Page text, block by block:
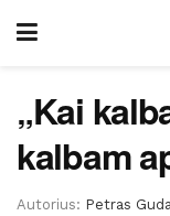
„Kai
kalbam
Autorius: Petras